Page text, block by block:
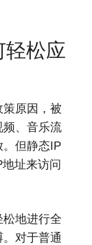
轻松应
原因，被
频、音乐流
。但静态IP
址来访问
地进行全
对于普通